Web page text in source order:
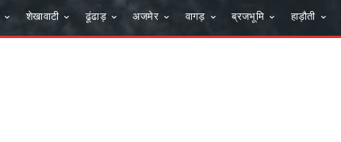
शेखावाटी ढूंढाड़ अजमेर वागड़ ब्रजभूमि हाड़ौती